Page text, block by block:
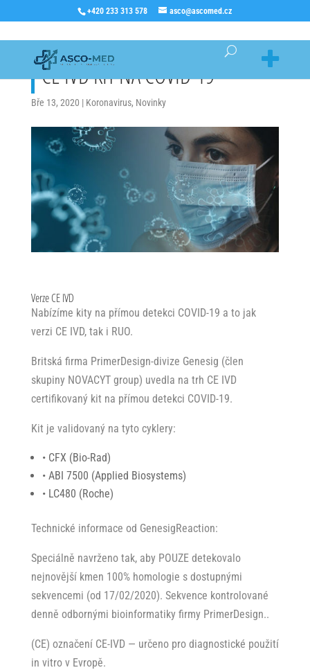
+420 233 313 578 asco@ascomed.cz
CE IVD KIT NA COVID-19
Bře 13, 2020 | Koronavirus, Novinky
Verze CE IVD
Nabízíme kity na přímou detekci COVID-19 a to jak
verzi CE IVD, tak i RUO.
Britská firma PrimerDesign-divize Genesig (člen
skupiny NOVACYT group) uvedla na trh CE IVD
certifikovaný kit na přímou detekci COVID-19.
Kit je validovaný na tyto cyklery:
• CFX (Bio-Rad)
• ABI 7500 (Applied Biosystems)
• LC480 (Roche)
Technické informace od GenesigReaction:
Speciálně navrženo tak, aby POUZE detekovalo
nejnovější kmen 100% homologie s dostupnými
sekvencemi (od 17/02/2020). Sekvence kontrolované
denně odbornými bioinformatiky firmy PrimerDesign..
(CE) označení CE-IVD — určeno pro diagnostické použití
in vitro v Evropě.